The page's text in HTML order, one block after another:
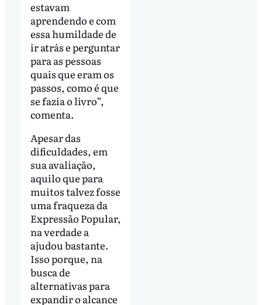
estavam
aprendendo e com
essa humildade de
ir atrás e perguntar
para as pessoas
quais que eram os
passos, como é que
se fazia o livro”,
comenta.
Apesar das
dificuldades, em
sua avaliação,
aquilo que para
muitos talvez fosse
uma fraqueza da
Expressão Popular,
na verdade a
ajudou bastante.
Isso porque, na
busca de
alternativas para
expandir o alcance